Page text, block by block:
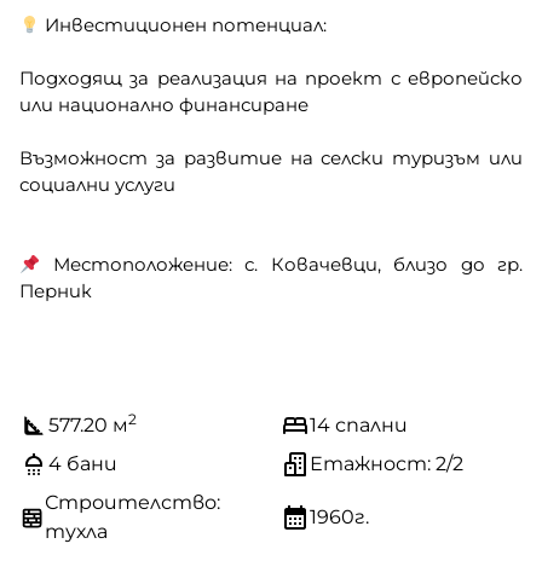
Инвестиционен потенциал:
Подходящ за реализация на проект с европейско
или национално финансиране
Възможност за развитие на селски туризъм или
социални услуги
Местоположение: с. Ковачевци, близо до гр.
Перник
577.20 м2
14 спални
4 бани
Етажност: 2/2
Строителство:
тухла
1960г.